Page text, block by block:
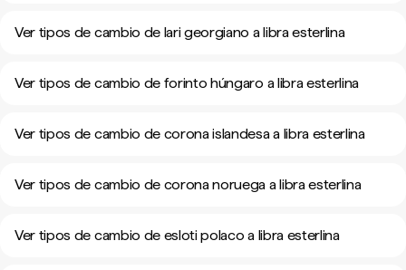
Ver tipos de cambio de lari georgiano a libra esterlina
Ver tipos de cambio de forinto húngaro a libra esterlina
Ver tipos de cambio de corona islandesa a libra esterlina
Ver tipos de cambio de corona noruega a libra esterlina
Ver tipos de cambio de esloti polaco a libra esterlina